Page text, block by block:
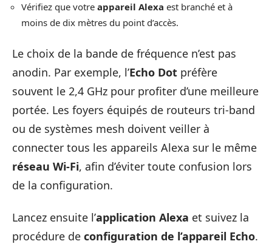
Vérifiez que votre appareil Alexa est branché et à
moins de dix mètres du point d’accès.
Le choix de la bande de fréquence n’est pas
anodin. Par exemple, l’Echo Dot préfère
souvent le 2,4 GHz pour profiter d’une meilleure
portée. Les foyers équipés de routeurs tri-band
ou de systèmes mesh doivent veiller à
connecter tous les appareils Alexa sur le même
réseau Wi-Fi, afin d’éviter toute confusion lors
de la configuration.
Lancez ensuite l’application Alexa et suivez la
procédure de configuration de l’appareil Echo.